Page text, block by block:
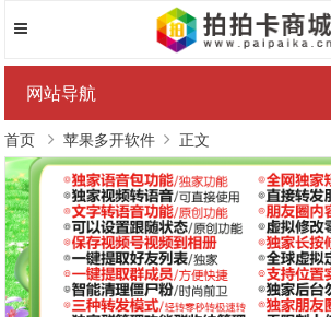
网站导航
首页 苹果多开软件 正文